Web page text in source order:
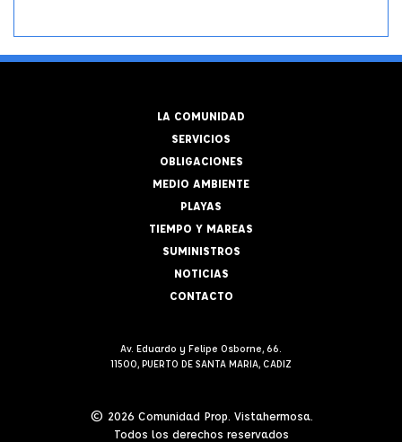
LA COMUNIDAD
SERVICIOS
OBLIGACIONES
MEDIO AMBIENTE
PLAYAS
TIEMPO Y MAREAS
SUMINISTROS
NOTICIAS
CONTACTO
Av. Eduardo y Felipe Osborne, 66.
11500, PUERTO DE SANTA MARIA, CADIZ
© 2026 Comunidad Prop. Vistahermosa.
Todos los derechos reservados